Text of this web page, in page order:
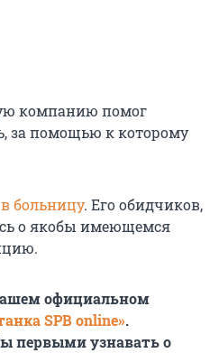
компанию помог
за помощью к которому
больницу. Его обидчиков,
о якобы имеющемся
официальном
SPB online».
первыми узнавать о